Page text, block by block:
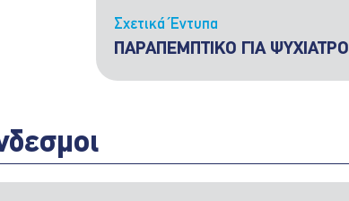
Σχετικά Έντυπα
ΠΑΡΑΠΕΜΠΤΙΚΟ ΓΙΑ ΨΥΧΙΑΤΡΟ